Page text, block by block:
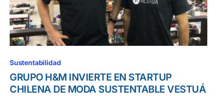
Sustentabilidad
GRUPO H&M INVIERTE EN STARTUP
CHILENA DE MODA SUSTENTABLE VESTUÁ